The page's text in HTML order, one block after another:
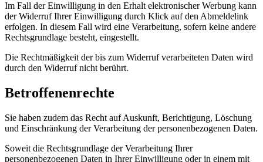
Im Fall der Einwilligung in den Erhalt elektronischer Werbung kann
der Widerruf Ihrer Einwilligung durch Klick auf den Abmeldelink
erfolgen. In diesem Fall wird eine Verarbeitung, sofern keine andere
Rechtsgrundlage besteht, eingestellt.
Die Rechtmäßigkeit der bis zum Widerruf verarbeiteten Daten wird
durch den Widerruf nicht berührt.
Betroffenenrechte
Sie haben zudem das Recht auf Auskunft, Berichtigung, Löschung
und Einschränkung der Verarbeitung der personenbezogenen Daten.
Soweit die Rechtsgrundlage der Verarbeitung Ihrer
personenbezogenen Daten in Ihrer Einwilligung oder in einem mit